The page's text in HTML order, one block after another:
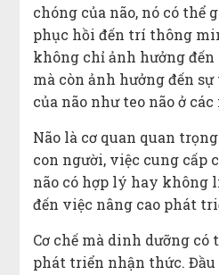
chóng của não, nó có thể
phục hồi đến trí thông
không chỉ ảnh hưởng đến
mà còn ảnh hưởng đến
của não như teo não ở
Não là cơ quan quan
con người, việc cung cấp
não có hợp lý hay không
đến việc nâng cao phát
Cơ chế mà dinh dưỡng có
phát triển nhận thức.